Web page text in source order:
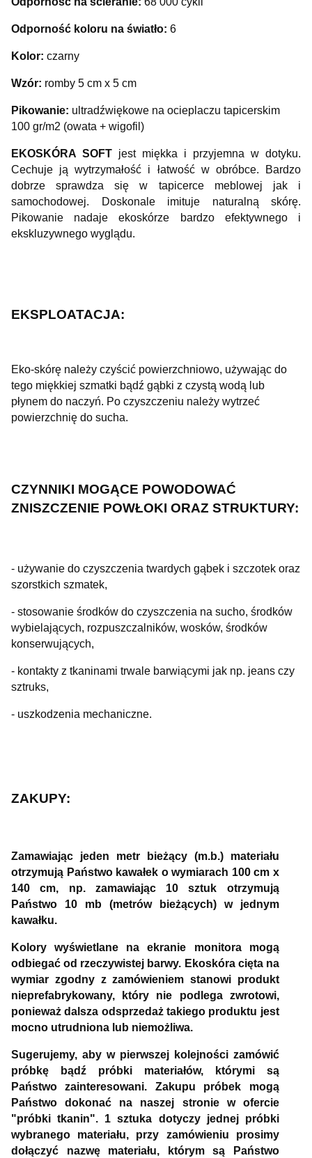
Odporność koloru na światło: 6
Kolor: czarny
Wzór: romby 5 cm x 5 cm
Pikowanie: ultradźwiękowe na ocieplaczu tapicerskim
100 gr/m2 (owata + wigofil)
EKOSKÓRA SOFT jest miękka i przyjemna w dotyku.
Cechuje ją wytrzymałość i łatwość w obróbce. Bardzo
dobrze sprawdza się w tapicerce meblowej jak i
samochodowej. Doskonale imituje naturalną skórę.
Pikowanie nadaje ekoskórze bardzo efektywnego i
ekskluzywnego wyglądu.
EKSPLOATACJA:
Eko-skórę należy czyścić powierzchniowo, używając do
tego miękkiej szmatki bądź gąbki z czystą wodą lub
płynem do naczyń. Po czyszczeniu należy wytrzeć
powierzchnię do sucha.
CZYNNIKI MOGĄCE POWODOWAĆ
ZNISZCZENIE POWŁOKI ORAZ STRUKTURY:
- używanie do czyszczenia twardych gąbek i szczotek oraz
szorstkich szmatek,
- stosowanie środków do czyszczenia na sucho, środków
wybielających, rozpuszczalników, wosków, środków
konserwujących,
- kontakty z tkaninami trwale barwiącymi jak np. jeans czy
sztruks,
- uszkodzenia mechaniczne.
ZAKUPY:
Zamawiając jeden metr bieżący (m.b.) materiału
otrzymują Państwo kawałek o wymiarach 100 cm x
140 cm, np. zamawiając 10 sztuk otrzymują
Państwo 10 mb (metrów bieżących) w jednym
kawałku.
Kolory wyświetlane na ekranie monitora mogą
odbiegać od rzeczywistej barwy. Ekoskóra cięta na
wymiar zgodny z zamówieniem stanowi produkt
nieprefabrykowany, który nie podlega zwrotowi,
ponieważ dalsza odsprzedaż takiego produktu jest
mocno utrudniona lub niemożliwa.
Sugerujemy, aby w pierwszej kolejności zamówić
próbkę bądź próbki materiałów, którymi są
Państwo zainteresowani. Zakupu próbek mogą
Państwo dokonać na naszej stronie w ofercie
"próbki tkanin". 1 sztuka dotyczy jednej próbki
wybranego materiału, przy zamówieniu prosimy
dołączyć nazwę materiału, którym są Państwo